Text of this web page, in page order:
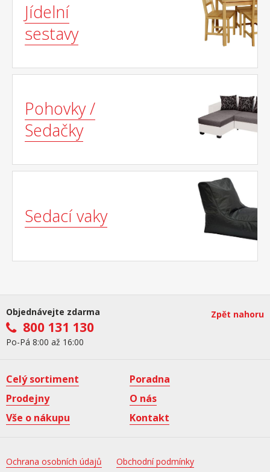
Jídelní
sestavy
Pohovky /
Sedačky
Sedací vaky
Objednávejte zdarma
800 131 130
Po-Pá 8:00 až 16:00
Zpět nahoru
Celý sortiment
Poradna
Prodejny
O nás
Vše o nákupu
Kontakt
Ochrana osobních údajů Obchodní podmínky